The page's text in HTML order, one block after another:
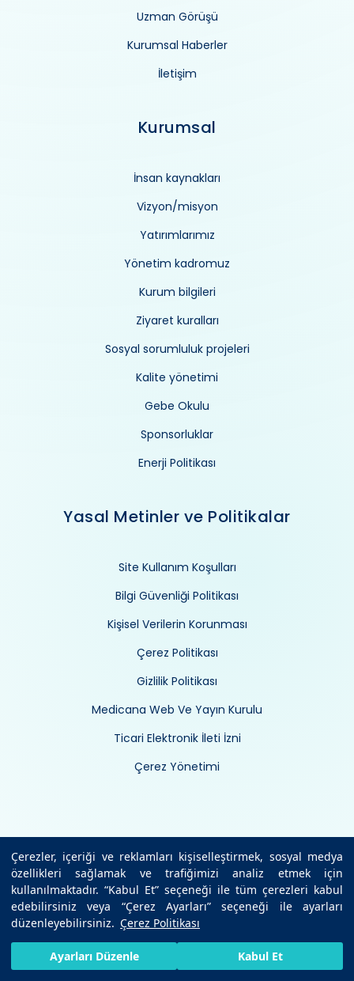
Çerezler, içeriği ve reklamları kişiselleştirmek, sosyal medya
özellikleri sağlamak ve trafiğimizi analiz etmek için
kullanılmaktadır. “Kabul Et” seçeneği ile tüm çerezleri kabul
edebilirsiniz veya “Çerez Ayarları” seçeneği ile ayarları
düzenleyebilirsiniz. Çerez Politikası
Ayarları Düzenle Kabul Et
Uzman Görüşü
Kurumsal Haberler
İletişim
Kurumsal
İnsan kaynakları
Vizyon/misyon
Yatırımlarımız
Yönetim kadromuz
Kurum bilgileri
Ziyaret kuralları
Sosyal sorumluluk projeleri
Kalite yönetimi
Gebe Okulu
Sponsorluklar
Enerji Politikası
Yasal Metinler ve Politikalar
Site Kullanım Koşulları
Bilgi Güvenliği Politikası
Kişisel Verilerin Korunması
Çerez Politikası
Gizlilik Politikası
Medicana Web Ve Yayın Kurulu
Ticari Elektronik İleti İzni
Çerez Yönetimi
HIZLI RANDEVU AL BIZE ULAŞIN